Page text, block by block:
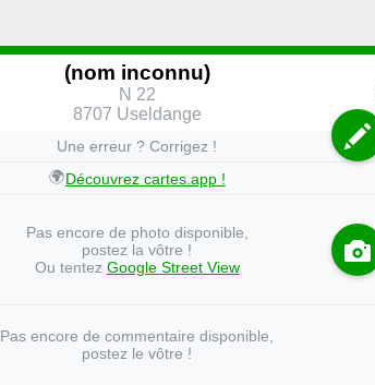
(nom inconnu)
N 22
8707 Useldange
Une erreur ? Corrigez !
🌍Découvrez cartes.app !
Pas encore de photo disponible,
postez la vôtre !
Ou tentez Google Street View
Pas encore de commentaire disponible,
postez le vôtre !